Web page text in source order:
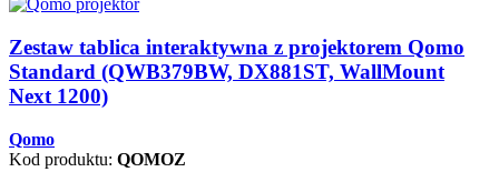
Zestaw tablica interaktywna z projektorem Qomo
Standard (QWB379BW, DX881ST, WallMount
Next 1200)
Qomo
Kod produktu: QOMOZ